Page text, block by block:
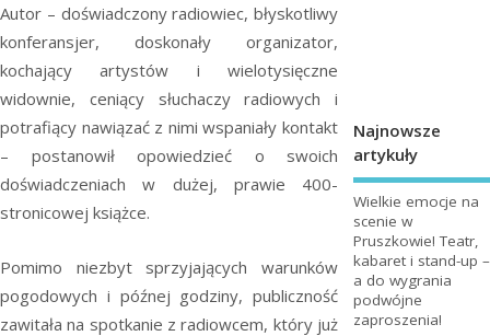
Autor – doświadczony radiowiec, błyskotliwy
konferansjer, doskonały organizator,
kochający artystów i wielotysięczne
widownie, ceniący słuchaczy radiowych i
potrafiący nawiązać z nimi wspaniały kontakt
– postanowił opowiedzieć o swoich
doświadczeniach w dużej, prawie 400-
stronicowej książce.
Pomimo niezbyt sprzyjających warunków
pogodowych i późnej godziny, publiczność
zawitała na spotkanie z radiowcem, który już
Najnowsze
artykuły
Wielkie emocje na
scenie w
Pruszkowie! Teatr,
kabaret i stand-up –
a do wygrania
podwójne
zaproszenia!